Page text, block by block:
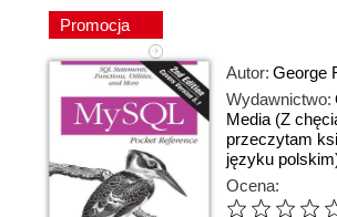
Promocja
Autor: George
Wydawnictwo:
Media (Z
przeczytam
języku
Ocena: